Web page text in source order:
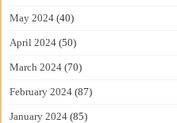
May 2024 (40)
April 2024 (50)
March 2024 (70)
February 2024 (87)
January 2024 (85)